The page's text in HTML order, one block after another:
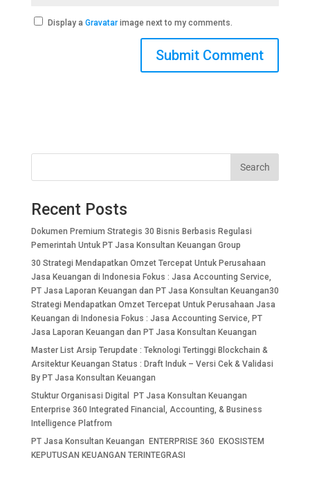
Display a Gravatarimage next to my comments.
Search
Recent Posts
Dokumen Premium Strategis 30 Bisnis Berbasis Regulasi
Pemerintah Untuk PT Jasa Konsultan Keuangan Group
30 Strategi Mendapatkan Omzet Tercepat Untuk Perusahaan
Jasa Keuangan di Indonesia Fokus : Jasa Accounting Service,
PT Jasa Laporan Keuangan dan PT Jasa Konsultan Keuangan30
Strategi Mendapatkan Omzet Tercepat Untuk Perusahaan Jasa
Keuangan di Indonesia Fokus : Jasa Accounting Service, PT
Jasa Laporan Keuangan dan PT Jasa Konsultan Keuangan
Master List Arsip Terupdate : Teknologi Tertinggi Blockchain &
Arsitektur Keuangan Status : Draft Induk – Versi Cek & Validasi
By PT Jasa Konsultan Keuangan
Stuktur Organisasi Digital PT Jasa Konsultan Keuangan
Enterprise 360 Integrated Financial, Accounting, & Business
Intelligence Platfrom
PT Jasa Konsultan Keuangan ENTERPRISE 360 EKOSISTEM
KEPUTUSAN KEUANGAN TERINTEGRASI